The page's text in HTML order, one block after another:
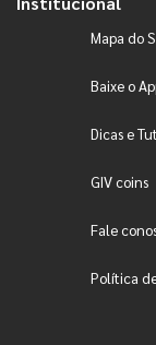
Mapa do
Baixe o
Dicas e
GIV coins
Fale
Política